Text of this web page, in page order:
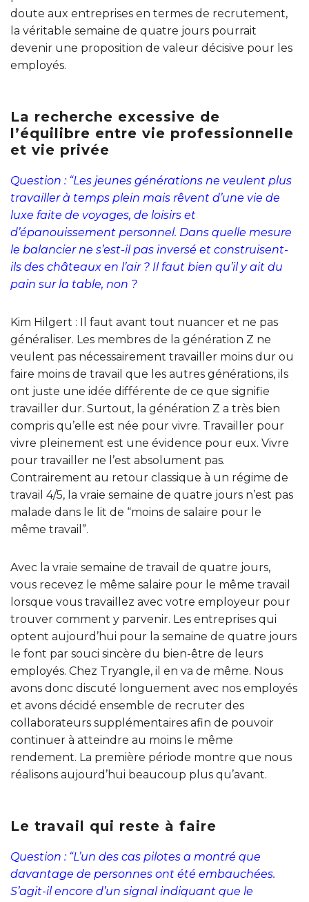
doute aux entreprises en termes de recrutement,
la véritable semaine de quatre jours pourrait
devenir une proposition de valeur décisive pour les
employés.
La recherche excessive de
l’équilibre entre vie professionnelle
et vie privée
Question : “Les jeunes générations ne veulent plus
travailler à temps plein mais rêvent d’une vie de
luxe faite de voyages, de loisirs et
d’épanouissement personnel. Dans quelle mesure
le balancier ne s’est-il pas inversé et construisent-
ils des châteaux en l’air ? Il faut bien qu’il y ait du
pain sur la table, non ?
Kim Hilgert : Il faut avant tout nuancer et ne pas
généraliser. Les membres de la génération Z ne
veulent pas nécessairement travailler moins dur ou
faire moins de travail que les autres générations, ils
ont juste une idée différente de ce que signifie
travailler dur. Surtout, la génération Z a très bien
compris qu’elle est née pour vivre. Travailler pour
vivre pleinement est une évidence pour eux. Vivre
pour travailler ne l’est absolument pas.
Contrairement au retour classique à un régime de
travail 4/5, la vraie semaine de quatre jours n’est pas
malade dans le lit de “moins de salaire pour le
même travail”.
Avec la vraie semaine de travail de quatre jours,
vous recevez le même salaire pour le même travail
lorsque vous travaillez avec votre employeur pour
trouver comment y parvenir. Les entreprises qui
optent aujourd’hui pour la semaine de quatre jours
le font par souci sincère du bien-être de leurs
employés. Chez Tryangle, il en va de même. Nous
avons donc discuté longuement avec nos employés
et avons décidé ensemble de recruter des
collaborateurs supplémentaires afin de pouvoir
continuer à atteindre au moins le même
rendement. La première période montre que nous
réalisons aujourd’hui beaucoup plus qu’avant.
Le travail qui reste à faire
Question : “L’un des cas pilotes a montré que
davantage de personnes ont été embauchées.
S’agit-il encore d’un signal indiquant que le